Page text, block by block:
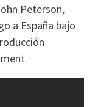
Peterson,
a España bajo